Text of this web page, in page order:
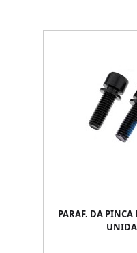
PARAF. DA PINCA